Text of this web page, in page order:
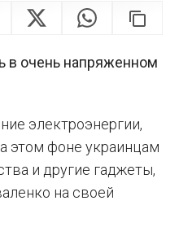
в очень напряженном
электроэнергии,
этом фоне украинцам
и другие гаджеты,
на своей